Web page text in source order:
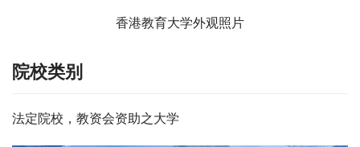
香港教育大学外观照片
院校类别
法定院校，教资会资助之大学